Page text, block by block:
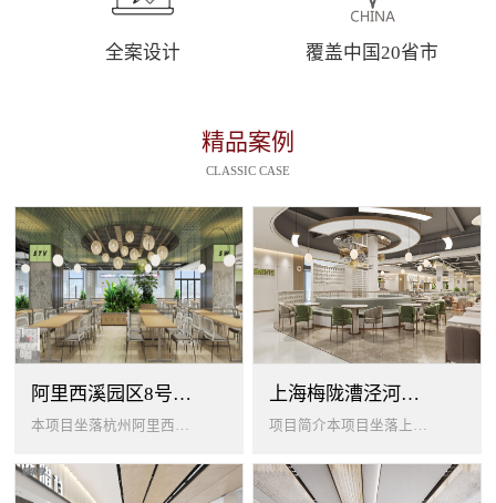
全案设计 覆盖中国20省市
精品案例
CLASSIC CASE
阿里西溪园区8号楼1层餐厅
本项目坐落杭州阿里西溪园区8号楼一层，以绿色生机 + 年轻基因为核心，打造「活力聚场」复合型员工餐厅。兼顾多人群用餐需求...
上海梅陇漕泾河科技绿洲员工餐厅
项目简介本项目坐落上海闵行梅陇科技绿洲，以生态创艺食堂为设计核心，融合现代轻奢与自然生态，打造兼顾高效就餐、休闲社交、商...